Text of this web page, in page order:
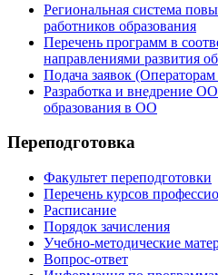
Региональная система
работников образования
Перечень программ в
направлениями развития
Подача заявок
Разработка и внедрение
образования в ОО
Переподготовка
Факультет переподготовки
Перечень курсов
Расписание
Порядок зачисления
Учебно-методические
Вопрос-ответ